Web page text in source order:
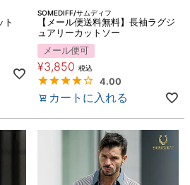
ト
SOMEDIFF/サムディフ
【メール便送料無料】長袖ラグジ
ュアリーカットソー
メール便可
¥3,850 税込
4.00
カートに入れる